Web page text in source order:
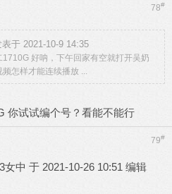
78#
于 2021-10-9 14:35
好呐，下午回家有空就打开吴奶
怎样才能连续播放 ...
你试试编个号？看能不能行
79#
中 于 2021-10-26 10:51 编辑